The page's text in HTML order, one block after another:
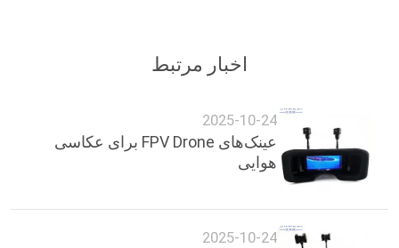
اخبار مرتبط
2025-10-24
عینک‌های FPV Drone برای عکاسی
هوایی
2025-10-24